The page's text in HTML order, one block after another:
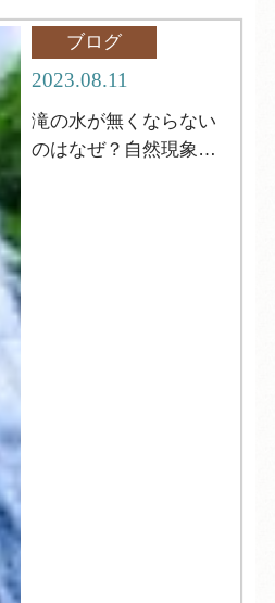
ブログ
2023.08.11
滝の水が無くならない
のはなぜ？自然現象解